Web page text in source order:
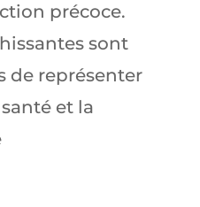
précoce.
sont
de représenter
et la